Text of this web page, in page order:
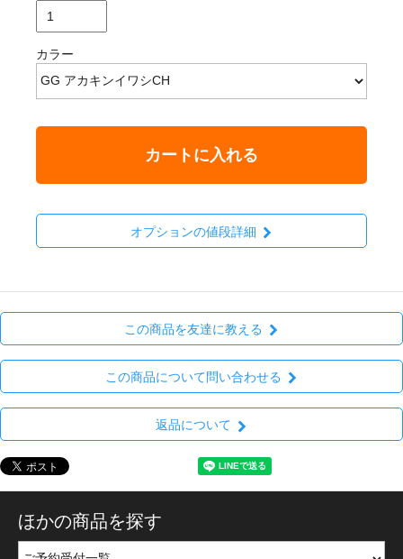
カラー
カートに入れる
オプションの値段詳細
この商品を友達に教える
この商品について問い合わせる
返品について
ほかの商品を探す